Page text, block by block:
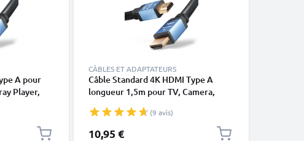
A pour
Player,
Ray,
CÂBLES ET ADAPTATEURS
Câble Standard 4K HDMI Type A
longueur 1,5m pour TV, Camera,
Console & Co. Cable HDMI 2.0
Cordon
(9 avis)
10,95 €